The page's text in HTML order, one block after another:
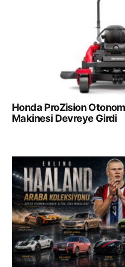
Honda ProZision
Makinesi Devreye Girdi